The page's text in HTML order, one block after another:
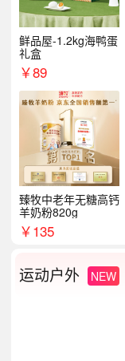
鲜品屋-1.2kg海鸭蛋
礼盒
￥89
臻牧中老年无糖高钙
羊奶粉820g
￥135
运动户外 NEW